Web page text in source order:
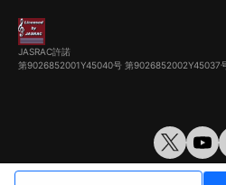
JASRAC許諾
第9026852001Y45040号 第9026852002Y45037
© VirtualCast, Inc. All